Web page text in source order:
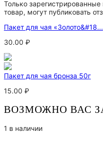
Только
товар, могут публиковать
Пакет для чая «Золото&#18...
30.00 ₽
Пакет для чая бронза 50г
15.00 ₽
ВОЗМОЖНО ВАС
1 в наличии